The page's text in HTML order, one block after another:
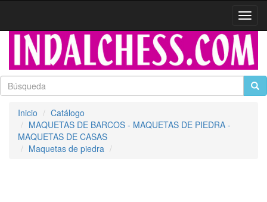
Inicio
Catálogo
MAQUETAS DE BARCOS - MAQUETAS DE PIEDRA -
MAQUETAS DE CASAS
Maquetas de piedra